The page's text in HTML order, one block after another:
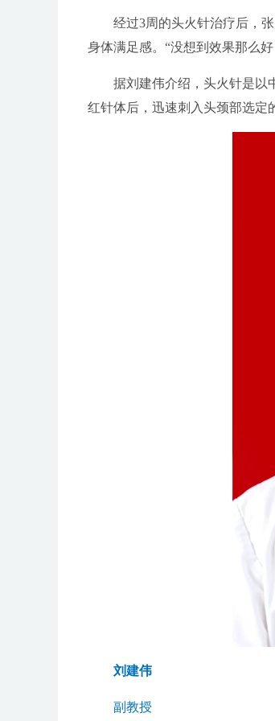
经过3周的头火针治疗后，张
身体满足感。“没想到效果那么
据刘建伟介绍，头火针是以中
红针体后，迅速刺入头颈部选定
刘建伟
副教授